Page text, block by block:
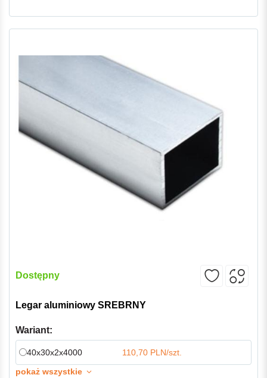
Dostępny
Legar aluminiowy SREBRNY
Wariant:
40x30x2x4000
110,70 PLN/szt.
pokaż wszystkie